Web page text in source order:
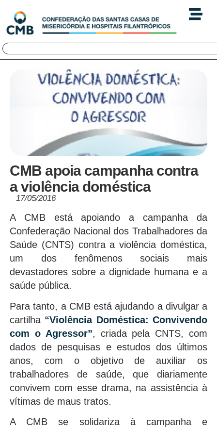
CMB apoia campanha contra
a violência doméstica
17/05/2016
A CMB está apoiando a campanha da
Confederação Nacional dos Trabalhadores da
Saúde (CNTS) contra a violência doméstica,
um dos fenômenos sociais mais
devastadores sobre a dignidade humana e a
saúde pública.
Para tanto, a CMB está ajudando a divulgar a
cartilha “Violência Doméstica: Convivendo
com o Agressor”, criada pela CNTS, com
dados de pesquisas e estudos dos últimos
anos, com o objetivo de auxiliar os
trabalhadores de saúde, que diariamente
convivem com esse drama, na assistência à
vítimas de maus tratos.
A CMB se solidariza à campanha e